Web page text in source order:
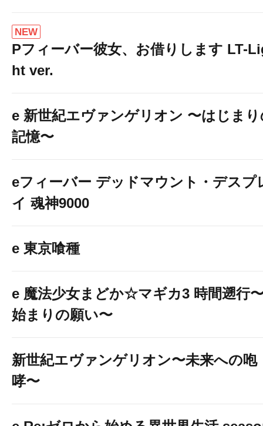
NEW
Pフィーバー彼女、お借りします LT-
ht ver.
e 新世紀エヴァンゲリオン 〜はじま
記憶〜
eフィーバー デッドマウント・デスプ
イ 魂神9000
e 東京喰種
e 魔法少女まどか☆マギカ3 時間遡行
始まりの願い〜
新世紀エヴァンゲリオン〜未来への咆
哮〜